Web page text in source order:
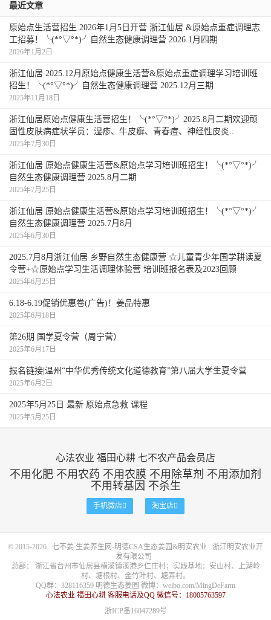
初见原始点，细节不到位，几乎无效果
3天去花都当地的原始点调理点按推，当时我的观念很不清
晰，认为原始点是靠按推好的，其他都不重要。每次按推前
敷，也不会煲姜汤和温热饮食，细节一点也做不到位，做了
两周左右，不见效果，甚是担心。
走进佛山中心
于是我每天上网看张钊汉医师关于原始点的讲座和案例
视频，临近春节的某天在网络上看到佛山原始点传承爱心公
益中心（以下简称“中心”）2015年分享会，信心大增，马上
联系中心的义工老师，并于2017年2月4日来到中心开始规范
的原始点调理。
刚来中心时症状
手、脚均无力，最好状况时只能扶着椅子站十分钟左
右，有时站的过程中会脚发抖。
最近文章
原始点生活营招生 2026年1月5日开营 浙江仙居 &原始点重症调理志
工招募！╰(*°▽°*)╯自然生态健康调理营 2026.1月四期
2026年1月2日
浙江仙居 2025.12月原始点健康生活营&原始点重症调理学习培训班
招生！╰(*°▽°*)╯自然生态健康调理营 2025.12月三期
2025年11月18日
浙江仙居原始点健康生活营招生！╰(*°▽°*)╯2025.8月二期欢迎顽
固性皮肤病症状学员：湿疹、牛皮癣、青春痘、神经性皮炎..
2025年7月30日
浙江仙居 原始点健康生活营&原始点学习培训班招生！╰(*°▽°*)╯
自然生态健康调理营 2025.8月二期
2025年7月25日
浙江仙居 原始点健康生活营&原始点学习培训班招生！╰(*°▽°*)╯
自然生态健康调理营 2025.7月8月
2025年6月30日
2025.7月8月浙江仙居 乡野自然生态健康营 ☆儿童青少年国学耕读夏
令营+☆原始点学习生活调理体验营 培训班报名表及2023回顾
2025年6月25日
6.18-6.19促销优惠卷(广告)！姜品特惠
2025年6月18日
第26期 国学夏令营（周宁营）
2025年6月17日
报名链接|温州“中华优秀传统文化道德教育”第八届大学生夏令营
2025年6月2日
2025年5月25日 最新 原始点急救 课程
2025年5月25日
心法农业 福田心耕 七不农产品会员店
不用化肥 不用农药 不用农膜 不用除草剂 不用添加剂
不用转基因 不杀生
手机微店 淘宝店
© 2015-2026 七不姜 生姜养生网-明德CSA生态姜园&明安农业 浙江明安农业开
发有限公司
总部： 浙江省台州市仙居县横溪镇溪港乡仁庄村；实践基地：安山村、上湖岭
村、塘根村、金竹叶村、塘弄村。
QQ群：328116359 明德生态姜园 微博： weibo.com/MingDeFarm
心法农业 福田心耕 客服电话及QQ 微信号：18005763597
浙ICP备16047289号